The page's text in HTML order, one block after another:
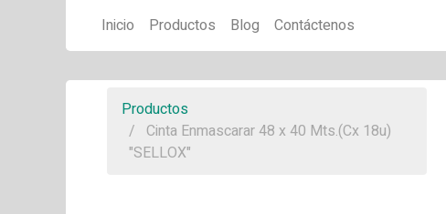
Inicio Productos Blog Contáctenos
Productos
Cinta Enmascarar 48 x 40 Mts.(Cx 18u)
"SELLOX"